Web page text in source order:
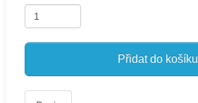
Přidat do košíku